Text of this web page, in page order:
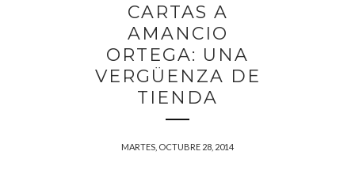
CARTAS A
AMANCIO
ORTEGA: UNA
VERGÜENZA DE
TIENDA
MARTES, OCTUBRE 28, 2014